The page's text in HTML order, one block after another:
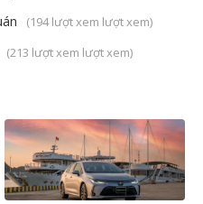
(194 lượt xem lượt xem)
(213 lượt xem lượt xem)